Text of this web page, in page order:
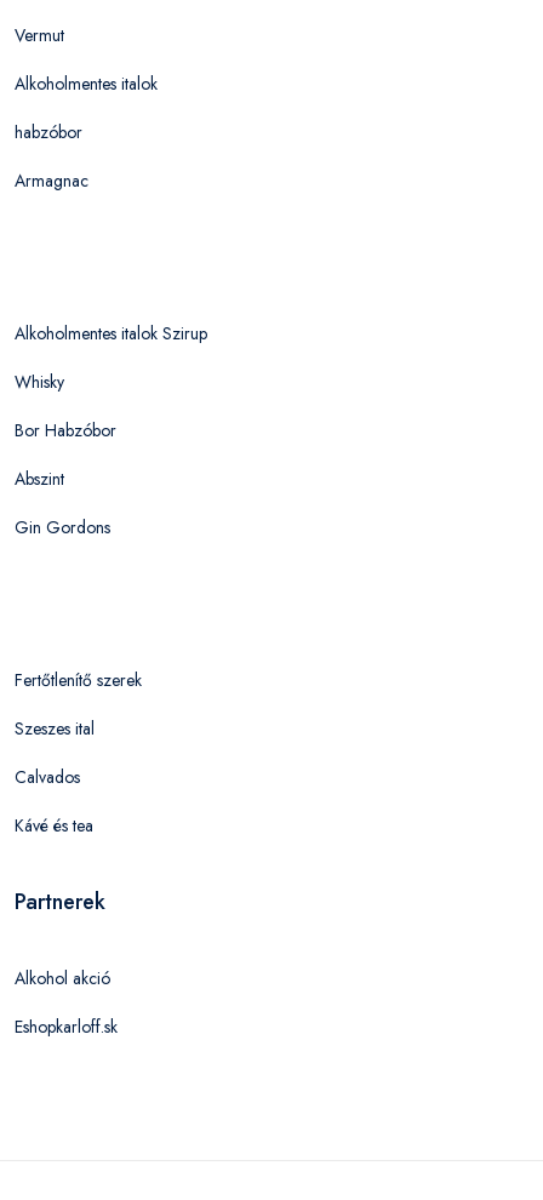
Vermut
Alkoholmentes italok
habzóbor
Armagnac
Alkoholmentes italok Szirup
Whisky
Bor Habzóbor
Abszint
Gin Gordons
Fertőtlenítő szerek
Szeszes ital
Calvados
Kávé és tea
Partnerek
Alkohol akció
Eshopkarloff.sk